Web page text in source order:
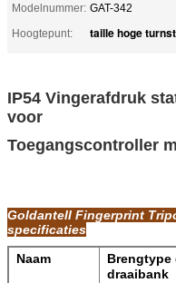
Modelnummer: GAT-342
Hoogtepunt:
taille hoge
IP54 Vingerafdruk
voor
Toegangscontroller
Goldantell Fingerprint
specificaties
Naam
Brengtype
draaibank